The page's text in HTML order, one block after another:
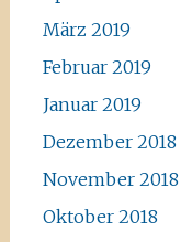
März 2019
Februar 2019
Januar 2019
Dezember 2018
November 2018
Oktober 2018